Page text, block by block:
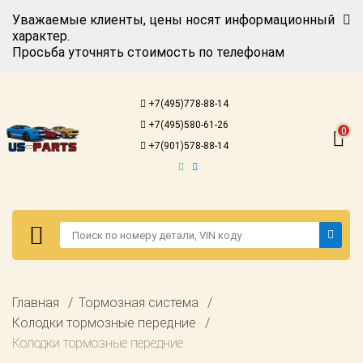
Уважаемые клиенты, цены носят информационный
характер.
Просьба уточнять стоимость по телефонам
+7(495)778-88-14
+7(495)580-61-26
+7(901)578-88-14
0
Авторизация
американских
автомобилей
запросу
техобслуживание
Регистрация
Главная
Тормозная система
Колодки тормозные передние
Колодки тормозные передние